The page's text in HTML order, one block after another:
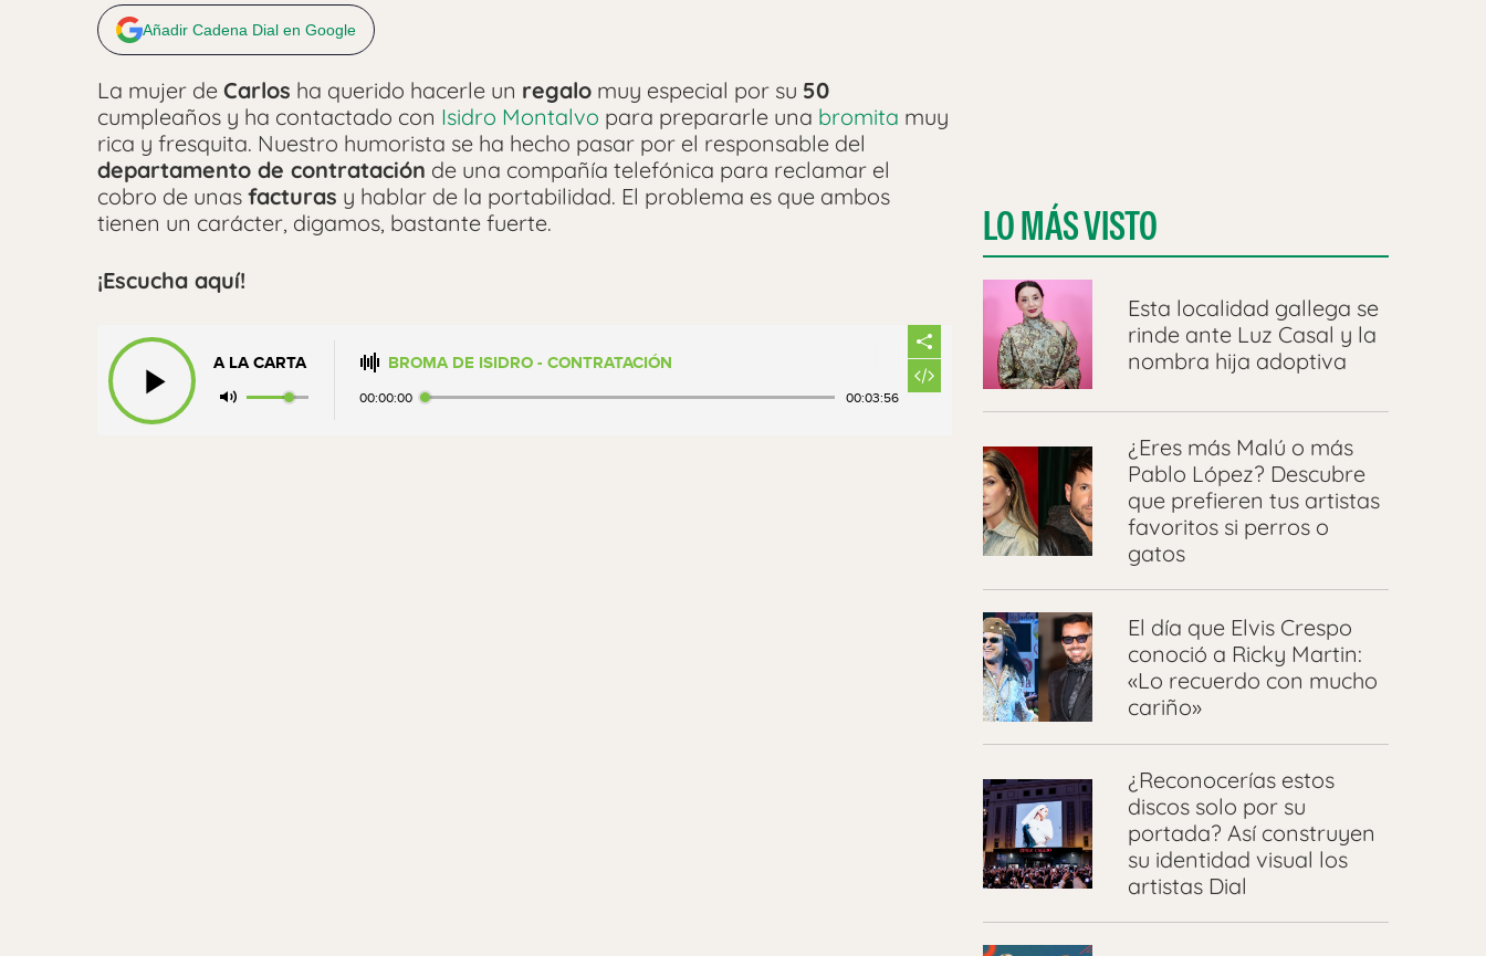
Añadir Cadena Dial en Google
La mujer de Carlos ha querido hacerle un regalo muy especial por su 50
cumpleaños y ha contactado con Isidro Montalvo para prepararle una bromita muy
rica y fresquita. Nuestro humorista se ha hecho pasar por el responsable del
departamento de contratación de una compañía telefónica para reclamar el
cobro de unas facturas y hablar de la portabilidad. El problema es que ambos
tienen un carácter, digamos, bastante fuerte.
¡Escucha aquí!
A LA CARTA BROMA DE ISIDRO - CONTRATACIÓN
00:00:00 00:03:56
LO MÁS VISTO
Esta localidad gallega se
rinde ante Luz Casal y la
nombra hija adoptiva
¿Eres más Malú o más
Pablo López? Descubre
que prefieren tus artistas
favoritos si perros o
gatos
El día que Elvis Crespo
conoció a Ricky Martin:
«Lo recuerdo con mucho
cariño»
¿Reconocerías estos
discos solo por su
portada? Así construyen
su identidad visual los
artistas Dial